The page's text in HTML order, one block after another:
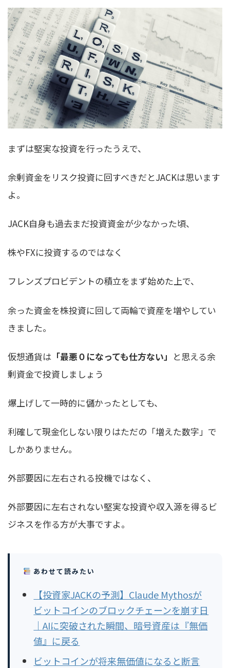
まずは堅実な投資を行ったうえで、
余剰資金をリスク投資に回すべきだとJACKは思います
よ。
JACK自身も過去まだ投資資金が少なかった頃、
株やFXに投資するのではなく
フレンズプロビデントの積立をまず始めた上で、
余った資金を株投資に回して両輪で資産を増やしてい
きました。
仮想通貨は 「最悪０になっても仕方ない」 と思える余
剰資金で投資しましょう
爆上げして一時的に儲かったとしても、
利確して現金化しない限りはただの「増えた数字」で
しかありません。
外部要因に左右される投機ではなく、
外部要因に左右されない堅実な投資や収入源を得るビ
ジネスを作る方が大事ですよ。
あわせて読みたい
【投資家JACKの予測】Claude Mythosが
ビットコインのブロックチェーンを崩す日
｜AIに突破された瞬間、暗号資産は『無価
値』に戻る
ビットコインが将来無価値になると断言